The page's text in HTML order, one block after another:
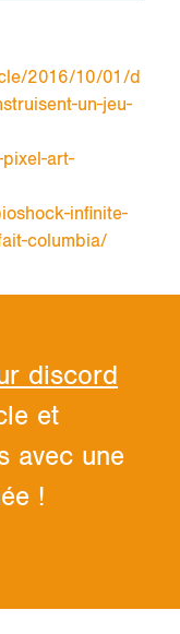
2016/10/01/d
un-jeu-
art-
infinite-
columbia/
discord
et
avec une
!